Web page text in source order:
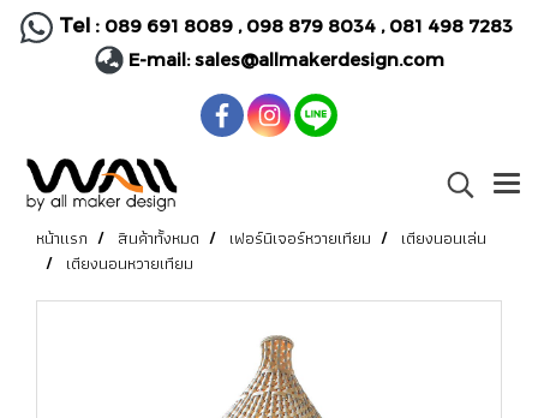
Tel : 089 691 8089, 098 879 8034 , 081 498 7283
E-mail:sales@allmakerdesign.com
หน้าแรก สินค้าทั้งหมด เฟอร์นิเจอร์หวายเทียม
เตียงนอนเล่น
เตียงนอนหวายเทียม